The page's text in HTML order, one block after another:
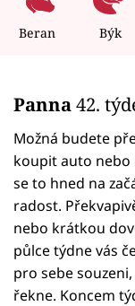
Celebrity
Seriály
Horoskopy
Sledujte
Filmový
Pořady
Beran Býk
Panna42.
Možná budete
koupit auto nebo
se to hned na
radost.
nebo krátkou
půlce týdne vás
pro sebe
řekne. Koncem